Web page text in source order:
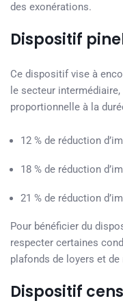
des exonérations.
Dispositif
Ce dispositif vise à
le secteur
proportionnelle à la
12 % de réduction
18 % de réduction
21 % de réduction
Pour bénéficier du
respecter certaines
plafonds de loyers et
Dispositif